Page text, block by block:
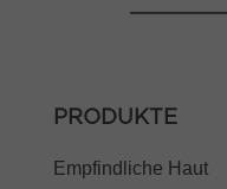
PRODUKTE
Empfindliche Haut